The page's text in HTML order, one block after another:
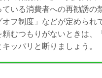
いる消費者への再勧誘の
オフ制度」などが定められ
頼むつもりがないときは、
ッパリと断りましょう。